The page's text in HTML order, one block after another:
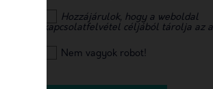
Hozzájárulok, hogy a weboldal
kapcsolatfelvétel céljából tárolja az
Nem vagyok robot!